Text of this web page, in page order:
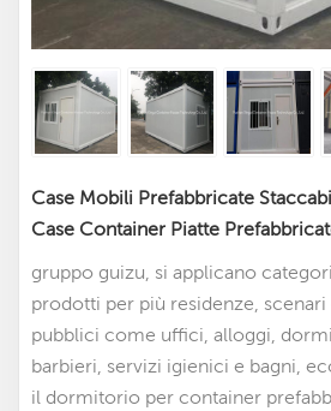
Case Mobili Prefabbricate
Case Container Piatte
gruppo guizu, si applicano
prodotti per più residenze,
pubblici come uffici, alloggi,
barbieri, servizi igienici e bagni,
il dormitorio per container